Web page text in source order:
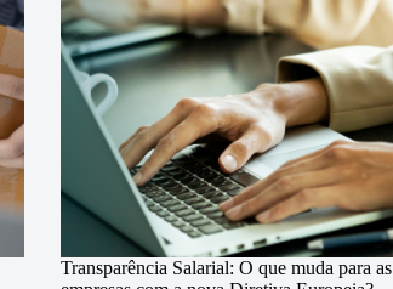
Transparência Salarial: O que muda para as